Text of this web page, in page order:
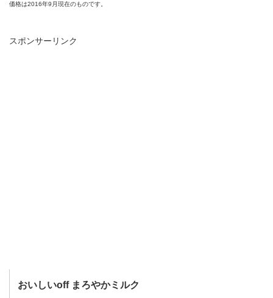
価格は2016年9月現在のものです。
スポンサーリンク
おいしいoff まろやかミルク